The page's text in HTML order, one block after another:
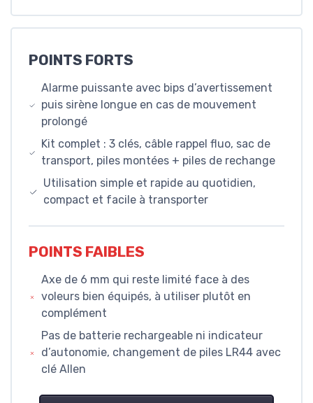
POINTS FORTS
Alarme puissante avec bips d’avertissement
puis sirène longue en cas de mouvement
prolongé
Kit complet : 3 clés, câble rappel fluo, sac de
transport, piles montées + piles de rechange
Utilisation simple et rapide au quotidien,
compact et facile à transporter
POINTS FAIBLES
Axe de 6 mm qui reste limité face à des
voleurs bien équipés, à utiliser plutôt en
complément
Pas de batterie rechargeable ni indicateur
d’autonomie, changement de piles LR44 avec
clé Allen